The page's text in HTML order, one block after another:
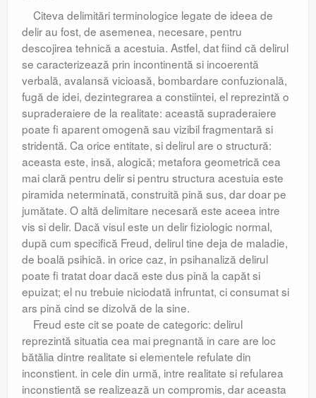
Citeva delimitări terminologice legate de ideea de
delir au fost, de asemenea, necesare, pentru
descojirea tehnică a acestuia. Astfel, dat fiind că delirul
se caracterizează prin incontinentă si incoerentă
verbală, avalansă vicioasă, bombardare confuzională,
fugă de idei, dezintegrarea a constiintei, el reprezintă o
supraderaiere de la realitate: această supraderaiere
poate fi aparent omogenă sau vizibil fragmentară si
stridentă. Ca orice entitate, si delirul are o structură:
aceasta este, insă, alogică; metafora geometrică cea
mai clară pentru delir si pentru structura acestuia este
piramida neterminată, construită pină sus, dar doar pe
jumătate. O altă delimitare necesară este aceea intre
vis si delir. Dacă visul este un delir fiziologic normal,
după cum specifică Freud, delirul tine deja de maladie,
de boală psihică. in orice caz, in psihanaliză delirul
poate fi tratat doar dacă este dus pină la capăt si
epuizat; el nu trebuie niciodată infruntat, ci consumat si
ars pină cind se dizolvă de la sine.
Freud este cit se poate de categoric: delirul
reprezintă situatia cea mai pregnantă in care are loc
bătălia dintre realitate si elementele refulate din
inconstient. in cele din urmă, intre realitate si refularea
inconstientă se realizează un compromis, dar aceasta